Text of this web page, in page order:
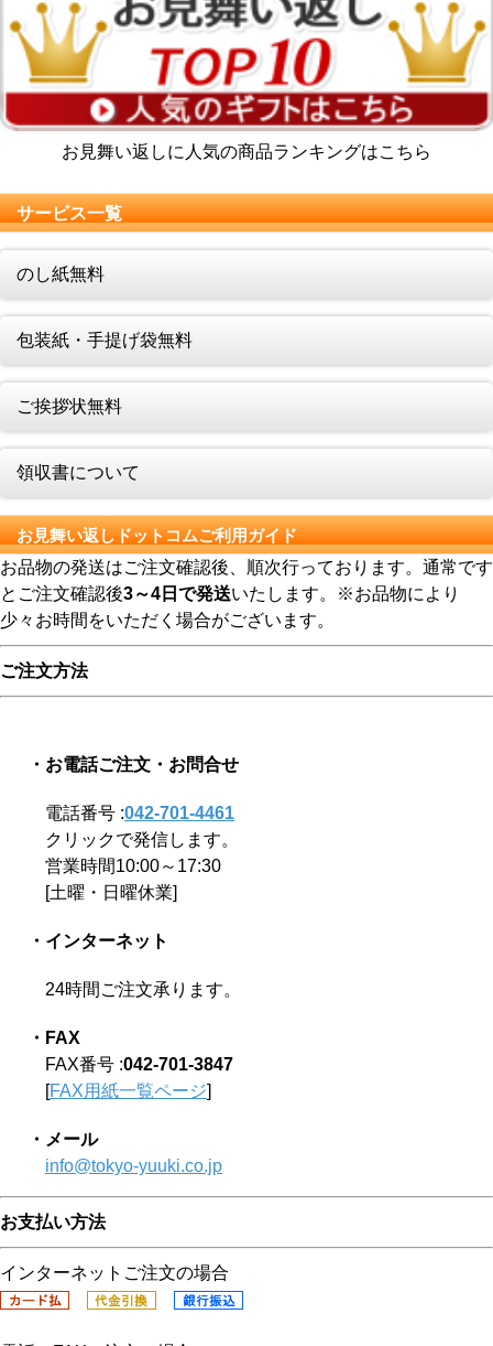
お見舞い返しに人気の商品ランキングはこちら
サービス一覧
のし紙無料
包装紙・手提げ袋無料
ご挨拶状無料
領収書について
お見舞い返しドットコムご利用ガイド
お品物の発送はご注文確認後、順次行っております。通常です
とご注文確認後3～4日で発送いたします。※お品物により
少々お時間をいただく場合がございます。
ご注文方法
・お電話ご注文・お問合せ
電話番号 :042-701-4461
クリックで発信します。
営業時間10:00～17:30
[土曜・日曜休業]
・インターネット
24時間ご注文承ります。
・FAX
FAX番号 :042-701-3847
[FAX用紙一覧ページ]
・メール
info@tokyo-yuuki.co.jp
お支払い方法
インターネットご注文の場合